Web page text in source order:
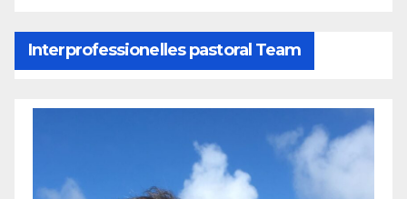
Interprofessionelles pastoral Team